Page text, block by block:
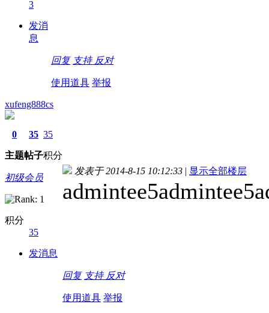
3
发消
息
回复 支持 反对
使用道具 举报
xufeng888cs
0
主题
35
帖子
35
积分
初级会员
积分
35
发消息
发表于 2014-8-15 10:12:33 | 显示全部楼层
回复 支持 反对
使用道具 举报